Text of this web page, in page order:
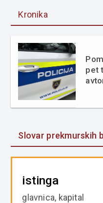
Kronika
pet
Slovar prekmurskih
istinga
glavnica, kapital